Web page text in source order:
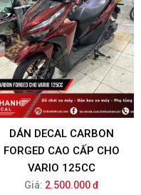
DÁN DECAL CARBON
FORGED CAO CẤP CHO
VARIO 125CC
Giá: 2.500.000 đ